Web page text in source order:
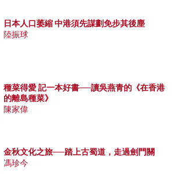
日本人口萎縮 中港須先謀劃免步其後塵
陸振球
種菜得愛 記一本好書──讀吳燕青的《在香港
的離島種菜》
陳家偉
金秋文化之旅──踏上古蜀道，走過劍門關
馮珍今